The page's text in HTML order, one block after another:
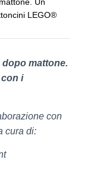
Un
LEGO®
mattone.
i
con
cura di: